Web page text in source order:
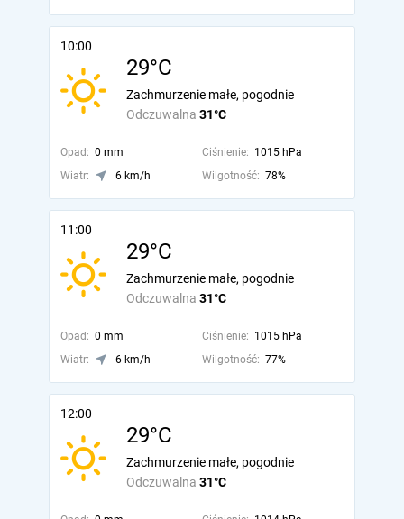
10:00
29°C
Odczuwalna 31°C
Zachmurzenie małe, pogodnie
Opad: 0 mm Ciśnienie: 1015 hPa
Wiatr:
6 km/h Wilgotność: 78%
11:00
29°C
Odczuwalna 31°C
Zachmurzenie małe, pogodnie
Opad: 0 mm Ciśnienie: 1015 hPa
Wiatr:
6 km/h Wilgotność: 77%
12:00
29°C
Odczuwalna 31°C
Zachmurzenie małe, pogodnie